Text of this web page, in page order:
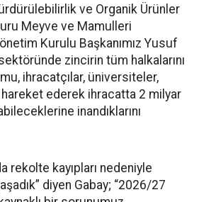
ve Organik Ürünler
Meyve ve Mamulleri
Kurulu Başkanımız Yusuf
zincirin tüm halkalarını
ihracatçılar, üniversiteler,
ederek ihracatta 2 milyar
inandıklarını
rekolte kayıpları nedeniyle
diyen Gabay; “2026/27